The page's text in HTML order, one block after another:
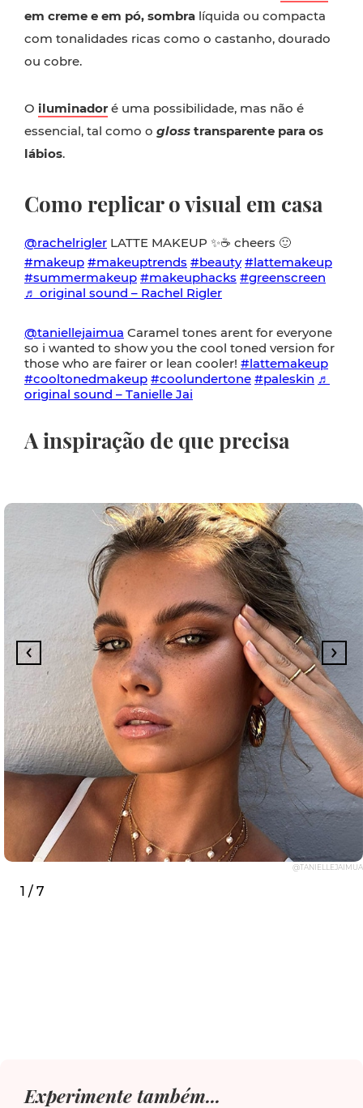
em creme e em pó, sombra líquida ou compacta
com tonalidades ricas como o castanho, dourado
ou cobre.
O iluminador é uma possibilidade, mas não é
essencial, tal como o gloss transparente para os
lábios.
Como replicar o visual em casa
@rachelrigler LATTE MAKEUP ✨☕️ cheers 🙂
#makeup #makeuptrends #beauty #lattemakeup
#summermakeup #makeuphacks #greenscreen
♬ original sound – Rachel Rigler
@taniellejaimua Caramel tones arent for everyone
so i wanted to show you the cool toned version for
those who are fairer or lean cooler! #lattemakeup
#cooltonedmakeup #coolundertone #paleskin ♬
original sound – Tanielle Jai
A inspiração de que precisa
@TANIELLEJAIMUA
1 / 7
Experimente também...